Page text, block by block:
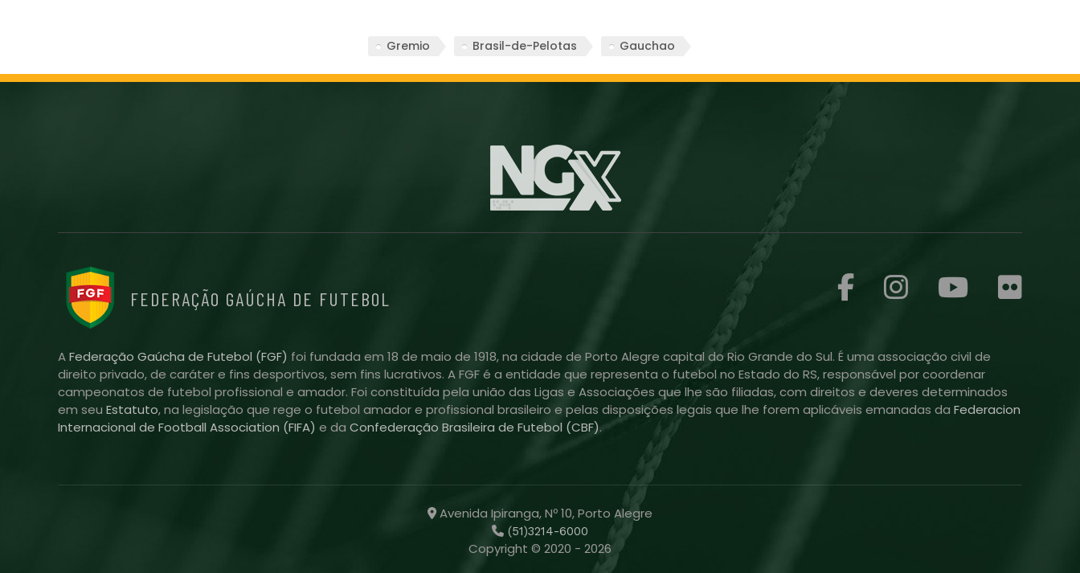
Gremio Brasil-de-Pelotas Gauchao
FEDERAÇÃO GAÚCHA DE FUTEBOL
AFederação Gaúcha de Futebol (FGF) foi fundada em 18 de maio de 1918, na cidade de Porto Alegre capital do Rio Grande do Sul. É uma associação civil de
direito privado, de caráter e fins desportivos, sem fins lucrativos. A FGF é a entidade que representa o futebol no Estado do RS, responsável por coordenar
campeonatos de futebol profissional e amador. Foi constituída pela união das Ligas e Associações que lhe são filiadas, com direitos e deveres determinados
em seu Estatuto, na legislação que rege o futebol amador e profissional brasileiro e pelas disposições legais que lhe forem aplicáveis emanadas da Federacion
Internacional de Football Association (FIFA) e da Confederação Brasileira de Futebol (CBF).
Avenida Ipiranga, Nº 10, Porto Alegre
(51)3214-6000
Copyright © 2020 - 2026